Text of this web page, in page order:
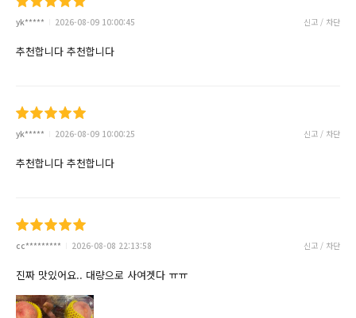
yk***** 2026-08-09 10:00:45 신고 / 차단
추천합니다 추천합니다
yk***** 2026-08-09 10:00:25 신고 / 차단
추천합니다 추천합니다
cc********* 2026-08-08 22:13:58 신고 / 차단
진짜 맛있어요.. 대량으로 사여겟다 ㅠㅠ